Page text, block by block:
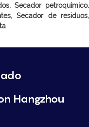
Secador petroquímico,
Secador de residuos,
Hangzhou